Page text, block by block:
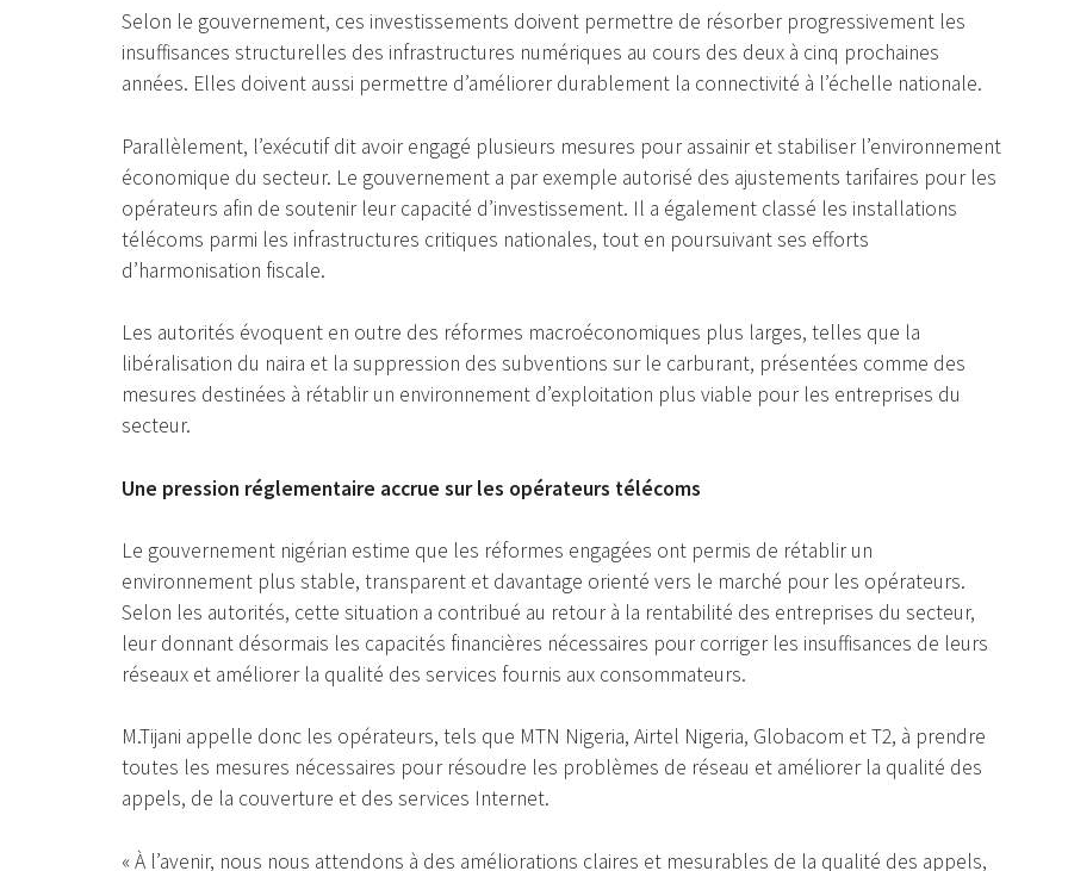
Selon le gouvernement, ces investissements doivent permettre de résorber progressivement les
insuffisances structurelles des infrastructures numériques au cours des deux à cinq prochaines
années. Elles doivent aussi permettre d’améliorer durablement la connectivité à l’échelle nationale.
Parallèlement, l’exécutif dit avoir engagé plusieurs mesures pour assainir et stabiliser l’environnement
économique du secteur. Le gouvernement a par exemple autorisé des ajustements tarifaires pour les
opérateurs afin de soutenir leur capacité d’investissement. Il a également classé les installations
télécoms parmi les infrastructures critiques nationales, tout en poursuivant ses efforts
d’harmonisation fiscale.
Les autorités évoquent en outre des réformes macroéconomiques plus larges, telles que la
libéralisation du naira et la suppression des subventions sur le carburant, présentées comme des
mesures destinées à rétablir un environnement d’exploitation plus viable pour les entreprises du
secteur.
Une pression réglementaire accrue sur les opérateurs télécoms
Le gouvernement nigérian estime que les réformes engagées ont permis de rétablir un
environnement plus stable, transparent et davantage orienté vers le marché pour les opérateurs.
Selon les autorités, cette situation a contribué au retour à la rentabilité des entreprises du secteur,
leur donnant désormais les capacités financières nécessaires pour corriger les insuffisances de leurs
réseaux et améliorer la qualité des services fournis aux consommateurs.
M.Tijani appelle donc les opérateurs, tels que MTN Nigeria, Airtel Nigeria, Globacom et T2, à prendre
toutes les mesures nécessaires pour résoudre les problèmes de réseau et améliorer la qualité des
appels, de la couverture et des services Internet.
« À l’avenir, nous nous attendons à des améliorations claires et mesurables de la qualité des appels,